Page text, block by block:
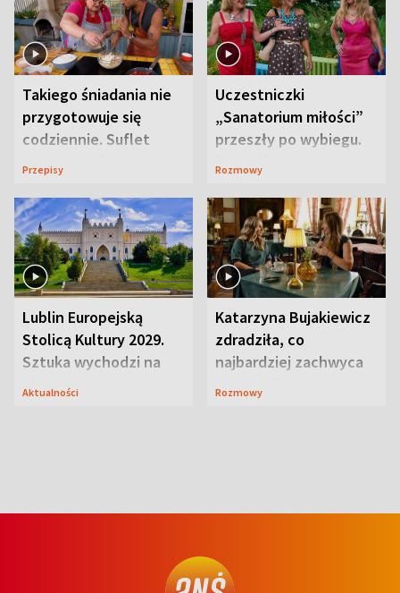
Takiego śniadania nie
przygotowuje się
codziennie. Suflet
serowy zachwyca
Przepisy
Uczestniczki
„Sanatorium miłości”
przeszły po wybiegu.
Te stylizacje
Rozmowy
Lublin Europejską
Stolicą Kultury 2029.
Sztuka wychodzi na
ulice
Aktualności
Katarzyna Bujakiewicz
zdradziła, co
najbardziej zachwyca
ją w Lublinie
Rozmowy